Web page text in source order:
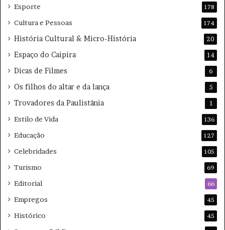
Esporte 178
Cultura e Pessoas 174
História Cultural & Micro-História 20
Espaço do Caipira 14
Dicas de Filmes 6
Os filhos do altar e da lança 5
Trovadores da Paulistânia 1
Estilo de Vida 136
Educação 127
Celebridades 105
Turismo 69
Editorial 66
Empregos 45
Histórico 45